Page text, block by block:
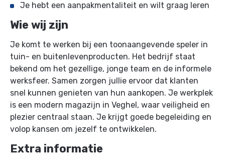
Je hebt een aanpakmentaliteit en wilt graag leren
Wie wij zijn
Je komt te werken bij een toonaangevende speler in
tuin- en buitenlevenproducten. Het bedrijf staat
bekend om het gezellige, jonge team en de informele
werksfeer. Samen zorgen jullie ervoor dat klanten
snel kunnen genieten van hun aankopen. Je werkplek
is een modern magazijn in Veghel, waar veiligheid en
plezier centraal staan. Je krijgt goede begeleiding en
volop kansen om jezelf te ontwikkelen.
Extra informatie